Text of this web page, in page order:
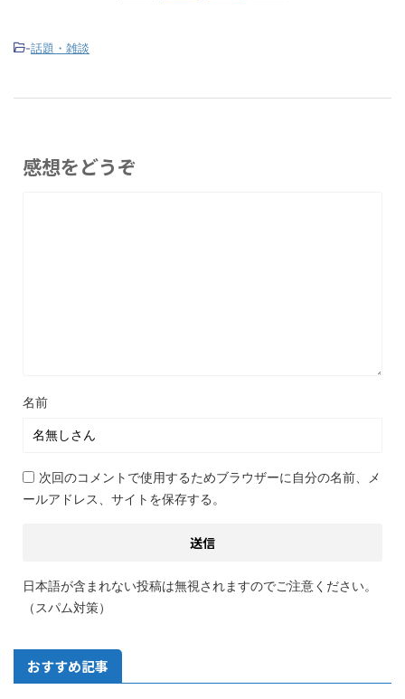
-話題・雑談
感想をどうぞ
名前
次回のコメントで使用するためブラウザーに自分の名前、メ
ールアドレス、サイトを保存する。
日本語が含まれない投稿は無視されますのでご注意ください。
（スパム対策）
おすすめ記事